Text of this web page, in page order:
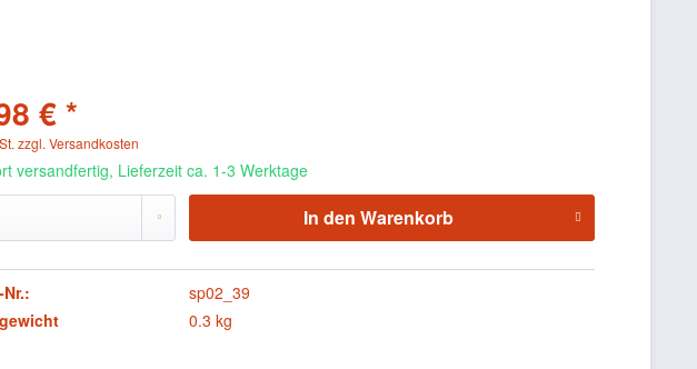
€ *
zzgl. Versandkosten
versandfertig, Lieferzeit ca. 1-3 Werktage
In den Warenkorb
sp02_39
0.3 kg